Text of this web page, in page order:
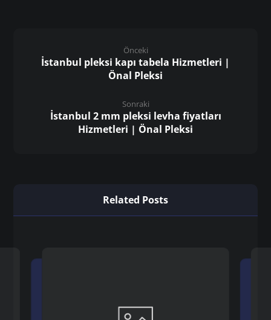
Önceki
İstanbul pleksi kapı tabela Hizmetleri |
Önal Pleksi
Sonraki
İstanbul 2 mm pleksi levha fiyatları
Hizmetleri | Önal Pleksi
Related Posts